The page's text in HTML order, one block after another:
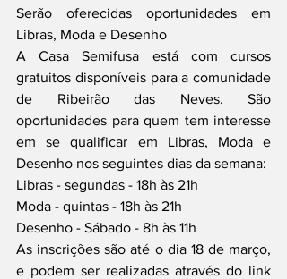
Serão oferecidas oportunidades em
Libras, Moda e Desenho
A Casa Semifusa está com cursos
gratuitos disponíveis para a comunidade
de Ribeirão das Neves. São
oportunidades para quem tem interesse
em se qualificar em Libras, Moda e
Desenho nos seguintes dias da semana:
Libras - segundas - 18h às 21h
Moda - quintas - 18h às 21h
Desenho - Sábado - 8h às 11h
As inscrições são até o dia 18 de março,
e podem ser realizadas através do link